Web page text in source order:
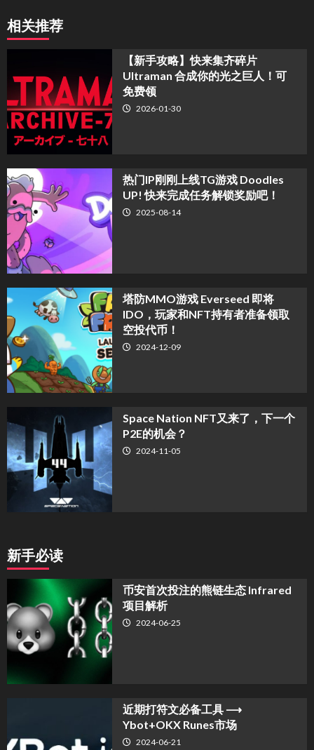
相关推荐
【新手攻略】快来集齐碎片
Ultraman 合成你的光之巨人！可
免费领
2026-01-30
热门IP刚刚上线TG游戏 Doodles
UP! 快来完成任务解锁奖励吧！
2025-08-14
塔防MMO游戏 Everseed 即将
IDO，玩家和NFT持有者准备领取
空投代币！
2024-12-09
Space Nation NFT又来了，下一个
P2E的机会？
2024-11-05
新手必读
币安首次投注的熊链生态 Infrared
项目解析
2024-06-25
近期打符文必备工具 ⟶
Ybot+OKX Runes市场
2024-06-21